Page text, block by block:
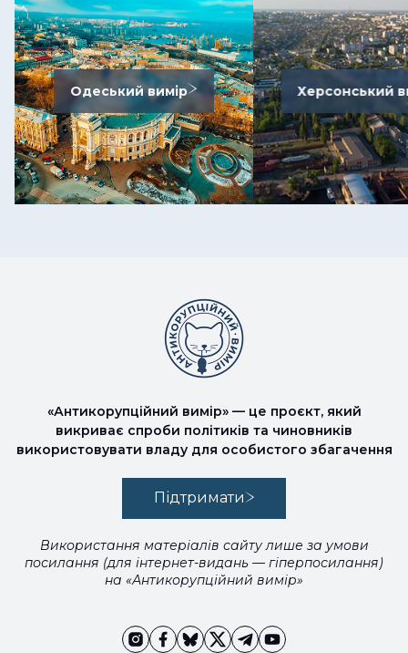
Одеський вимір Херсонський
«Антикорупційний вимір» — це проєкт, який
викриває спроби політиків та чиновників
використовувати владу для особистого збагачення
Підтримати
Використання матеріалів сайту лише за умови
посилання (для інтернет-видань — гіперпосилання)
на «Антикорупційний вимір»